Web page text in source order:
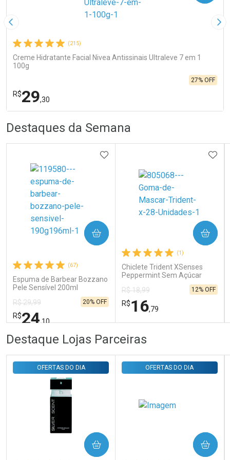
Imagem Anterior
(215)
Creme Hidratante Facial Nivea Antissinais Ultraleve 7 em 1
100g
R$29,30
27% OFF
Laboratório
Ativar Desconto
Comprar sem Desconto
Por R$ 29,30/cada
Por Menos
Comprar sem Desconto
Por R$ 29,30/cada
Destaques da Semana
(67)
Espuma de Barbear Bozzano
Pele Sensível 200ml
R$ 29,99
R$24,10
20% OFF
ADICIONAR AOS FAVORITOS
COMPRAR
FECHAR
Laboratório
FECHAR
Por Menos
(1)
Chiclete Trident XSenses
Peppermint Sem Açúcar
R$ 18,99
R$16,79
12% OFF
COMPRAR
Destaque Lojas Parceiras
OFERTAS DO DIA
COMPRAR
OFERTAS DO DIA
COMPRAR